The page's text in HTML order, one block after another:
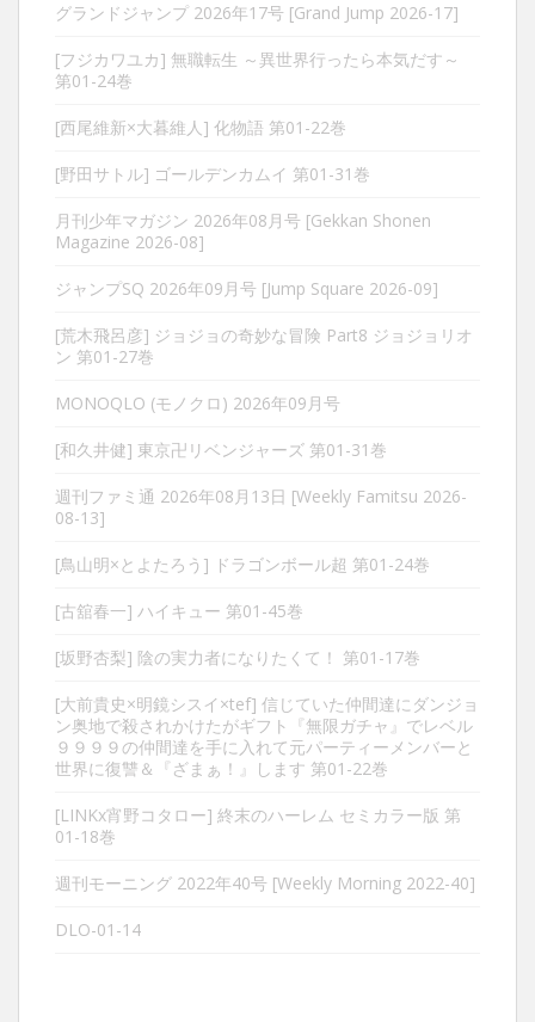
グランドジャンプ 2026年17号 [Grand Jump 2026-17]
[フジカワユカ] 無職転生 ～異世界行ったら本気だす～
第01-24巻
[西尾維新×大暮維人] 化物語 第01-22巻
[野田サトル] ゴールデンカムイ 第01-31巻
月刊少年マガジン 2026年08月号 [Gekkan Shonen
Magazine 2026-08]
ジャンプSQ 2026年09月号 [Jump Square 2026-09]
[荒木飛呂彦] ジョジョの奇妙な冒険 Part8 ジョジョリオ
ン 第01-27巻
MONOQLO (モノクロ) 2026年09月号
[和久井健] 東京卍リベンジャーズ 第01-31巻
週刊ファミ通 2026年08月13日 [Weekly Famitsu 2026-
08-13]
[鳥山明×とよたろう] ドラゴンボール超 第01-24巻
[古舘春一] ハイキュー 第01-45巻
[坂野杏梨] 陰の実力者になりたくて！ 第01-17巻
[大前貴史×明鏡シスイ×tef] 信じていた仲間達にダンジョ
ン奥地で殺されかけたがギフト『無限ガチャ』でレベル
９９９９の仲間達を手に入れて元パーティーメンバーと
世界に復讐＆『ざまぁ！』します 第01-22巻
[LINKx宵野コタロー] 終末のハーレム セミカラー版 第
01-18巻
週刊モーニング 2022年40号 [Weekly Morning 2022-40]
DLO-01-14